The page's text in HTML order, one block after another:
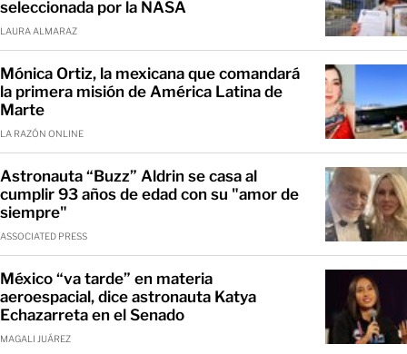
seleccionada por la NASA
LAURA ALMARAZ
Mónica Ortiz, la mexicana que comandará
la primera misión de América Latina de
Marte
LA RAZÓN ONLINE
Astronauta “Buzz” Aldrin se casa al
cumplir 93 años de edad con su "amor de
siempre"
ASSOCIATED PRESS
México “va tarde” en materia
aeroespacial, dice astronauta Katya
Echazarreta en el Senado
MAGALI JUÁREZ